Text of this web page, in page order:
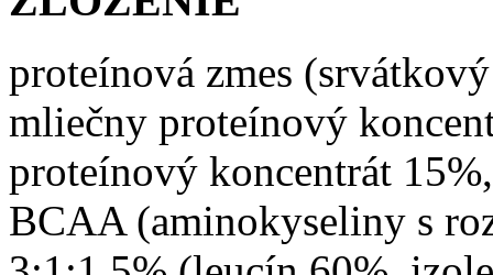
proteínová zmes
mliečny proteínový
proteínový koncentrát
BCAA (aminokyseliny s